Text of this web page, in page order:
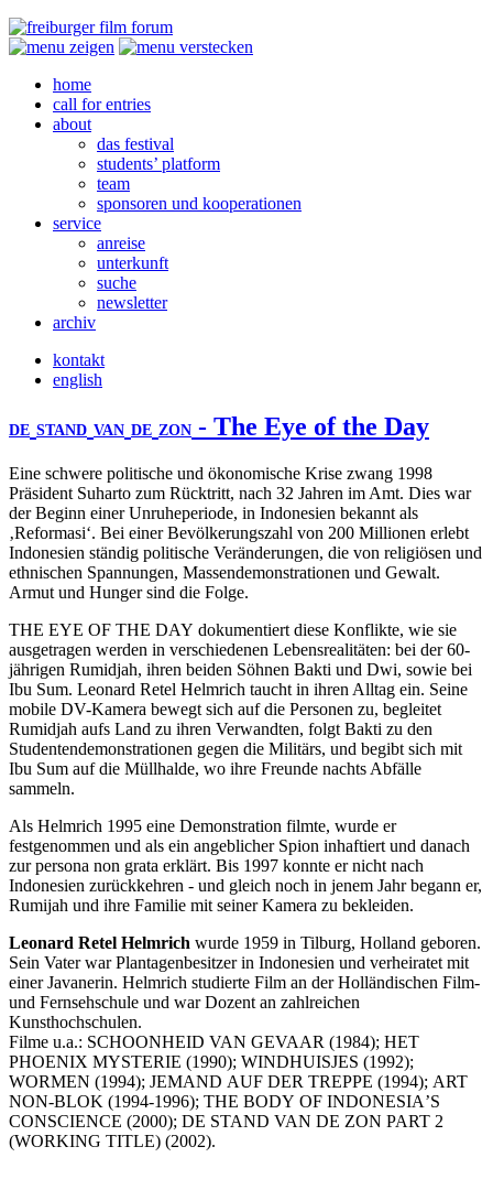
home
call for entries
about
das festival
students’ platform
team
sponsoren und kooperationen
service
anreise
unterkunft
suche
newsletter
archiv
kontakt
english
DE STAND VAN DE ZON - The Eye of the Day
Eine schwere politische und ökonomische Krise zwang 1998
Präsident Suharto zum Rücktritt, nach 32 Jahren im Amt. Dies war
der Beginn einer Unruheperiode, in Indonesien bekannt als
‚Reformasi‘. Bei einer Bevölkerungszahl von 200 Millionen erlebt
Indonesien ständig politische Veränderungen, die von religiösen und
ethnischen Spannungen, Massendemonstrationen und Gewalt.
Armut und Hunger sind die Folge.
THE EYE OF THE DAY dokumentiert diese Konflikte, wie sie
ausgetragen werden in verschiedenen Lebensrealitäten: bei der 60-
jährigen Rumidjah, ihren beiden Söhnen Bakti und Dwi, sowie bei
Ibu Sum. Leonard Retel Helmrich taucht in ihren Alltag ein. Seine
mobile DV-Kamera bewegt sich auf die Personen zu, begleitet
Rumidjah aufs Land zu ihren Verwandten, folgt Bakti zu den
Studentendemonstrationen gegen die Militärs, und begibt sich mit
Ibu Sum auf die Müllhalde, wo ihre Freunde nachts Abfälle
sammeln.
Als Helmrich 1995 eine Demonstration filmte, wurde er
festgenommen und als ein angeblicher Spion inhaftiert und danach
zur persona non grata erklärt. Bis 1997 konnte er nicht nach
Indonesien zurückkehren - und gleich noch in jenem Jahr begann er,
Rumijah und ihre Familie mit seiner Kamera zu bekleiden.
Leonard Retel Helmrich wurde 1959 in Tilburg, Holland geboren.
Sein Vater war Plantagenbesitzer in Indonesien und verheiratet mit
einer Javanerin. Helmrich studierte Film an der Holländischen Film-
und Fernsehschule und war Dozent an zahlreichen
Kunsthochschulen.
Filme u.a.: SCHOONHEID VAN GEVAAR (1984); HET
PHOENIX MYSTERIE (1990); WINDHUISJES (1992);
WORMEN (1994); JEMAND AUF DER TREPPE (1994); ART
NON-BLOK (1994-1996); THE BODY OF INDONESIA’S
CONSCIENCE (2000); DE STAND VAN DE ZON PART 2
(WORKING TITLE) (2002).